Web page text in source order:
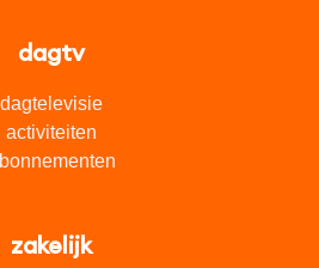
dagtv
dagtelevisie
activiteiten
zakelijk